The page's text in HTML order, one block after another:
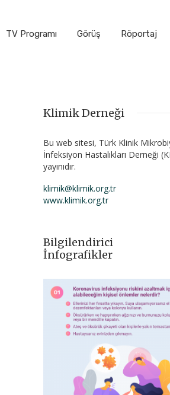
TV Programı Görüş Röportaj
Klimik Derneği
Bu web sitesi, Türk Klinik
İnfeksiyon Hastalıkları Derneği
yayınıdır.
klimik@klimik.org.tr
www.klimik.org.tr
Bilgilendirici
İnfografikler